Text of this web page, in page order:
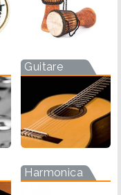
Guitare
Harmonica